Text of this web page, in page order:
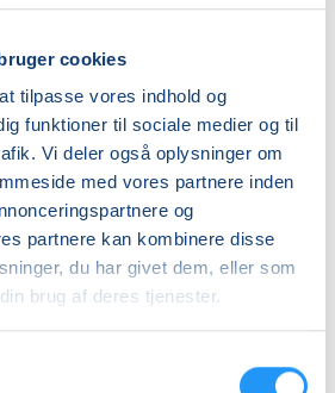
cookies
tilpasse vores indhold og
funktioner til sociale medier og til
Vi deler også oplysninger om
med vores partnere inden
og
partnere kan kombinere disse
du har givet dem, eller som
brug af deres tjenester.
09.00 - 17.30